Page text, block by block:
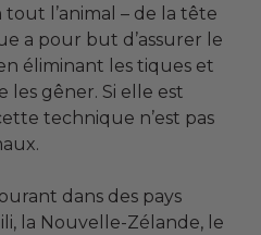
l’animal – de la tête
a pour but d’assurer le
éliminant les tiques et
les gêner. Si elle est
technique n’est pas
dans des pays
la Nouvelle-Zélande, le